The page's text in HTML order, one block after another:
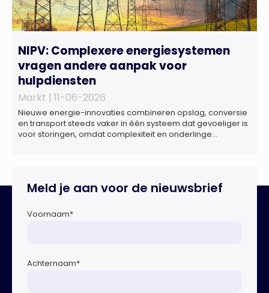
NIPV: Complexere energiesystemen
vragen andere aanpak voor
hulpdiensten
Markt | 11-06-2026
Nieuwe energie-innovaties combineren opslag, conversie
en transport steeds vaker in één systeem dat gevoeliger is
voor storingen, omdat complexiteit en onderlinge
energiesysteem. Het betreft systemen waarbij elektriciteit
Meld je aan voor de nieuwsbrief
Voornaam*
Achternaam*